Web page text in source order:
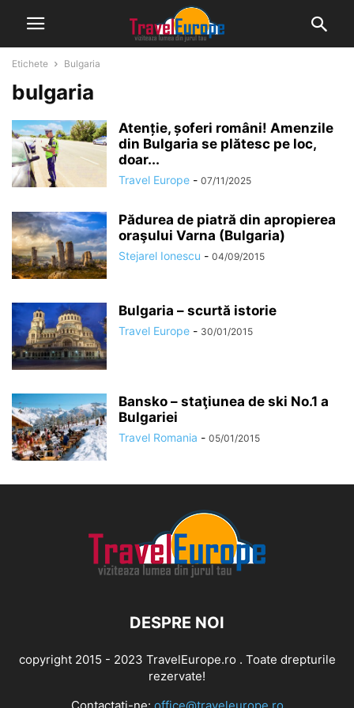
Etichete Bulgaria
bulgaria
Atenție, șoferi români! Amenzile
din Bulgaria se plătesc pe loc,
doar...
Travel Europe - 07/11/2025
Pădurea de piatră din apropierea
oraşului Varna (Bulgaria)
Stejarel Ionescu - 04/09/2015
Bulgaria – scurtă istorie
Travel Europe - 30/01/2015
Bansko – staţiunea de ski No.1 a
Bulgariei
Travel Romania - 05/01/2015
DESPRE NOI
copyright 2015 - 2023 TravelEurope.ro . Toate drepturile
rezervate!